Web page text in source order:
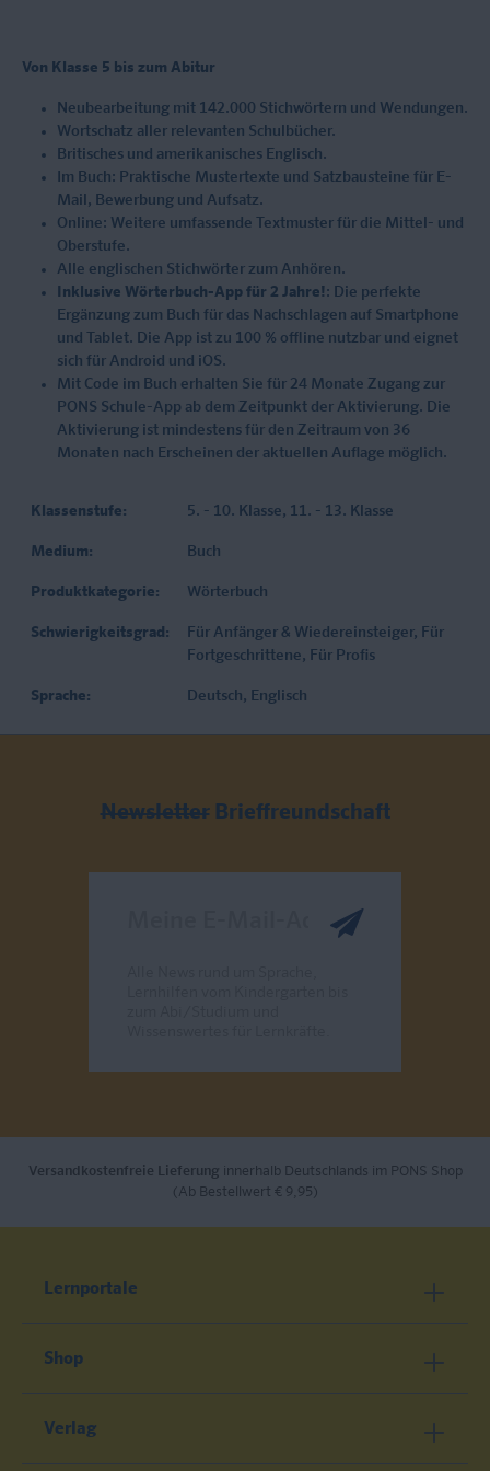
Von Klasse 5 bis zum Abitur
Neubearbeitung mit 142.000 Stichwörtern und Wendungen.
Wortschatz aller relevanten Schulbücher.
Britisches und amerikanisches Englisch.
Im Buch: Praktische Mustertexte und Satzbausteine für E-
Mail, Bewerbung und Aufsatz.
Online: Weitere umfassende Textmuster für die Mittel- und
Oberstufe.
Alle englischen Stichwörter zum Anhören.
Inklusive Wörterbuch-App für 2 Jahre! : Die perfekte
Ergänzung zum Buch für das Nachschlagen auf Smartphone
und Tablet. Die App ist zu 100 % offline nutzbar und eignet
sich für Android und iOS.
Mit Code im Buch erhalten Sie für 24 Monate Zugang zur
PONS Schule-App ab dem Zeitpunkt der Aktivierung. Die
Aktivierung ist mindestens für den Zeitraum von 36
Monaten nach Erscheinen der aktuellen Auflage möglich.
Klassenstufe: 5. - 10. Klasse, 11. - 13. Klasse
Medium: Buch
Produktkategorie: Wörterbuch
Schwierigkeitsgrad: Für Anfänger & Wiedereinsteiger, Für
Fortgeschrittene, Für Profis
Sprache: Deutsch, Englisch
Newsletter Brieffreundschaft
Versandkostenfreie Lieferung innerhalb Deutschlands im PONS Shop
(Ab Bestellwert € 9,95)
Lernportale
Shop
Verlag